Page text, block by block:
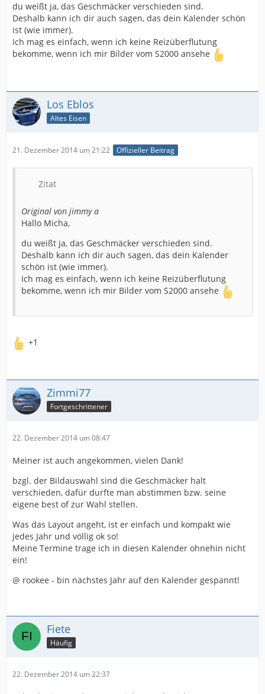
du weißt ja, das Geschmäcker verschieden sind.
Deshalb kann ich dir auch sagen, das dein Kalender schön
ist (wie immer).
Ich mag es einfach, wenn ich keine Reizüberflutung
bekomme, wenn ich mir Bilder vom S2000 ansehe
Los Eblos
Altes Eisen
21. Dezember 2014 um 21:22 Offizieller Beitrag
Zitat
Original von jimmy a
Hallo Micha,
du weißt ja, das Geschmäcker verschieden sind.
Deshalb kann ich dir auch sagen, das dein Kalender
schön ist (wie immer).
Ich mag es einfach, wenn ich keine Reizüberflutung
bekomme, wenn ich mir Bilder vom S2000 ansehe
+1
Zimmi77
Fortgeschrittener
22. Dezember 2014 um 08:47
Meiner ist auch angekommen, vielen Dank!
bzgl. der Bildauswahl sind die Geschmäcker halt
verschieden, dafür durfte man abstimmen bzw. seine
eigene best of zur Wahl stellen.
Was das Layout angeht, ist er einfach und kompakt wie
jedes Jahr und völlig ok so!
Meine Termine trage ich in diesen Kalender ohnehin nicht
ein!
@ rookee - bin nächstes Jahr auf den Kalender gespannt!
Fiete
Häufig
22. Dezember 2014 um 22:37